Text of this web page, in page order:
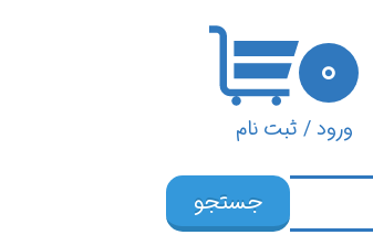
ورود/ ثبت نام
حساب کاربری من
تغییر گذر واژه
۰
جستجو